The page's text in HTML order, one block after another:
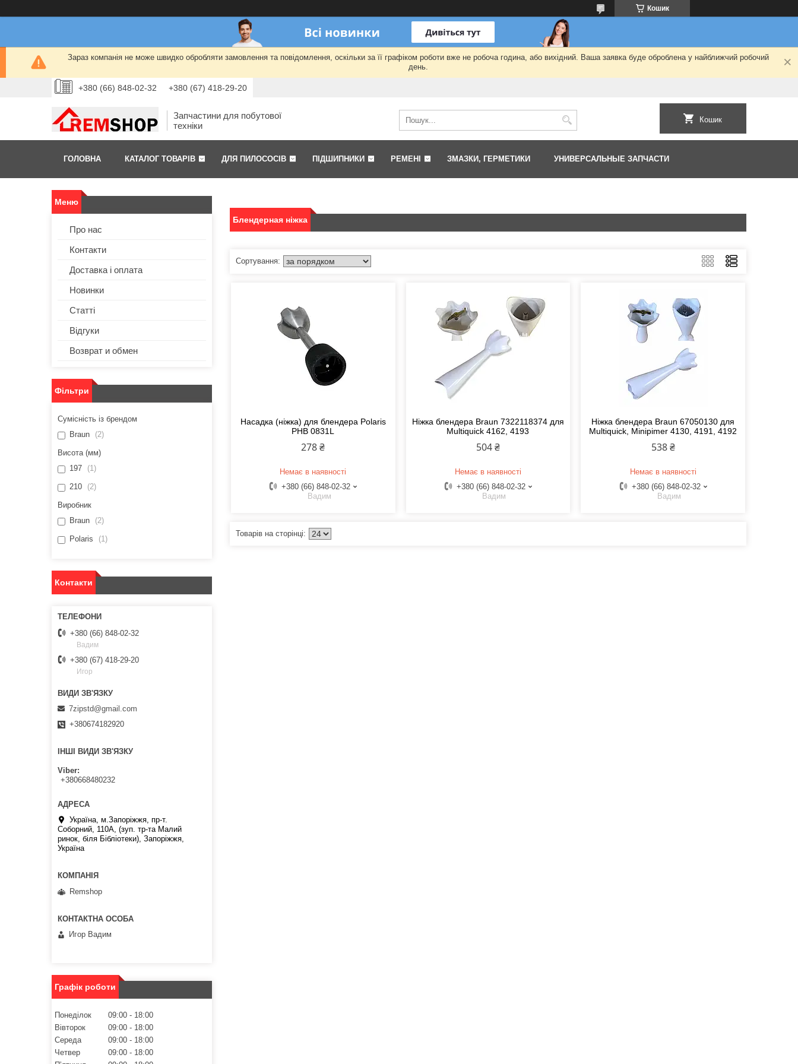
Кошик
Зараз компанія не може швидко обробляти замовлення та повідомлення, оскільки за її графіком роботи вже не робоча година, або вихідний. Ваша заявка буде оброблена у найближчий робочий
день.
+380 (66) 848-02-32 +380 (67) 418-29-20
Запчастини для побутової
техніки
Кошик
ГОЛОВНА КАТАЛОГ ТОВАРІВ ДЛЯ ПИЛОСОСІВ ПІДШИПНИКИ РЕМЕНІ ЗМАЗКИ, ГЕРМЕТИКИ УНИВЕРСАЛЬНЫЕ ЗАПЧАСТИ
Блендерная ніжка
Насадка (ніжка) для блендера Polaris
PHB 0831L
278 ₴
Немає в наявності
+380 (66) 848-02-32
Вадим
Ніжка блендера Braun 7322118374 для
Multiquick 4162, 4193
504 ₴
Немає в наявності
+380 (66) 848-02-32
Вадим
Ніжка блендера Braun 67050130 для
Multiquick, Minipimer 4130, 4191, 4192
538 ₴
Немає в наявності
+380 (66) 848-02-32
Вадим
Про нас
Контакти
Доставка і оплата
Новинки
Статті
Відгуки
Возврат и обмен
Фільтри
Сумісність із брендом
Braun
2
Висота (мм)
197
1
210 2
Виробник
Braun
2
Polaris 1
Контакти
+380 (66) 848-02-32
Вадим
+380 (67) 418-29-20
Игор
7zipstd@gmail.com
+380674182920
ІНШІ ВИДИ ЗВ'ЯЗКУ
Viber
+380668480232
Україна, м.Запоріжжя, пр-т.
Соборний, 110А, (зуп. тр-та Малий
ринок, біля Бібліотеки), Запоріжжя,
Україна
Remshop
Игор Вадим
Графік роботи
Понеділок 09:00
18:00
Вівторок
09:00
18:00
Середа
09:00
18:00
Четвер
09:00
18:00